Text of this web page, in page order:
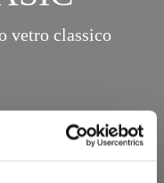
vetro classico